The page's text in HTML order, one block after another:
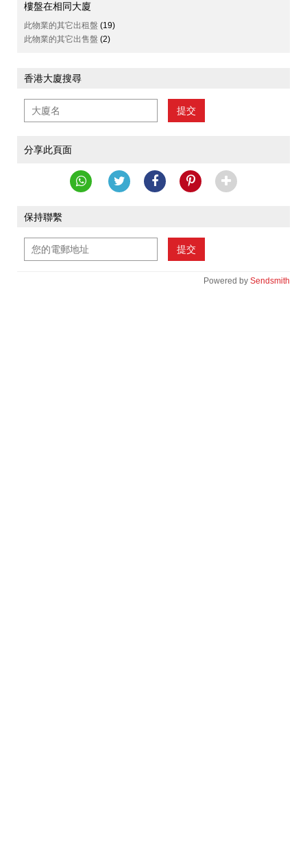
樓盤在相同大廈
此物業的其它出租盤 (19)
此物業的其它出售盤 (2)
香港大廈搜尋
提交
分享此頁面
保持聯繫
提交
Powered by Sendsmith